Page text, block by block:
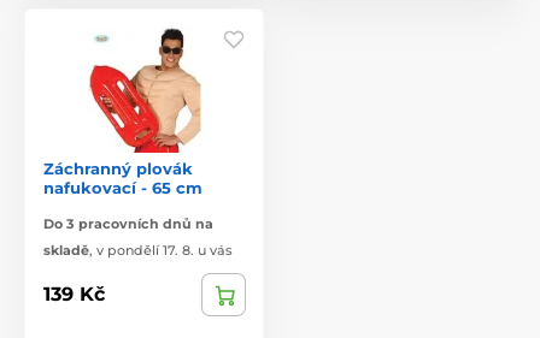
Záchranný plovák
nafukovací - 65 cm
Do 3 pracovních dnů na
skladě, v pondělí 17. 8. u vás
139 Kč